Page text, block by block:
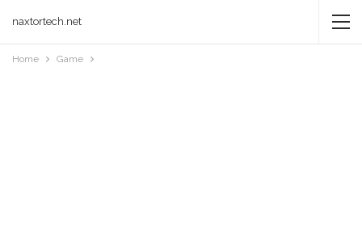
naxtortech.net
Home Game